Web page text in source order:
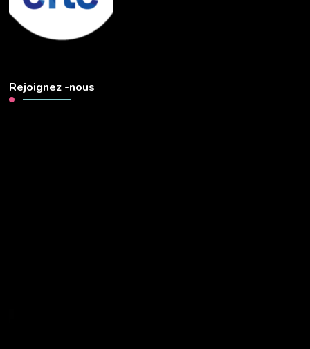
Rejoignez -nous